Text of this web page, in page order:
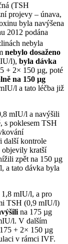
(TSH
projevy –⁠ únava,
byla navýšena
2012 podána
nebyla
nebylo dosaženo
⁠l), byla dávka
+ 2× 150 µg, poté
na 150 µg
⁠l a tato léčba již
mIU⁠/⁠l a navýšili
s poklesem TSH
další kontrole
objevily kratší
zpět na 150 µg
a tato dávka byla
1,8 mIU⁠/⁠l, a pro
TSH (0,9 mIU⁠/⁠l)
na 175 µg
⁠l. V dalším
+ 2× 150 µg
v rámci IVF.